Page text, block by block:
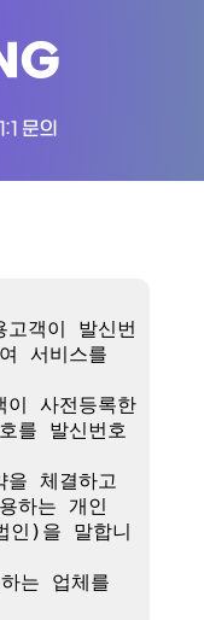
1:1 문의
객이 발신번
서비스를
사전등록한
를 발신번호
체결하고
하는 개인
인)을 말합니
는 업체를